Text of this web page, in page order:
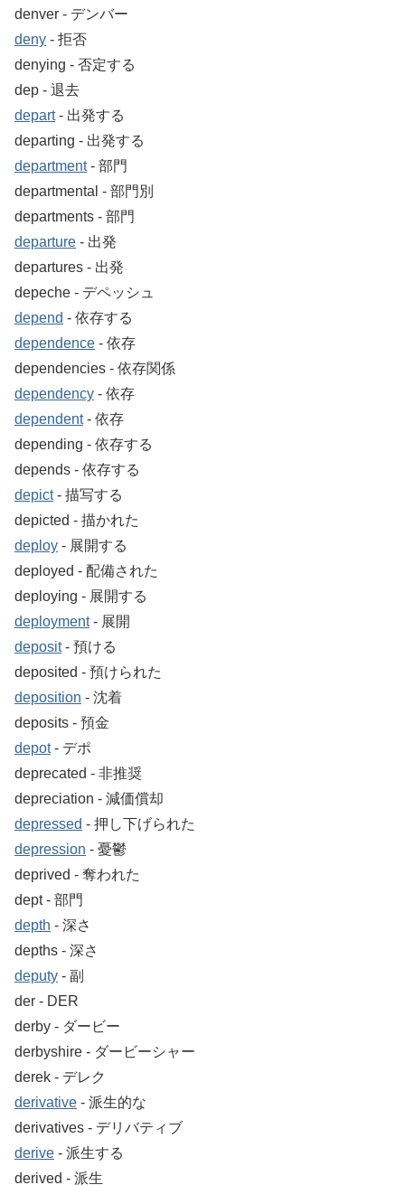
denver ‐ デンバー
deny ‐ 拒否
denying ‐ 否定する
dep ‐ 退去
depart‐ 出発する
departing ‐ 出発する
department‐ 部門
departmental ‐ 部門別
departments ‐ 部門
departure ‐ 出発
departures ‐ 出発
depeche ‐ デペッシュ
depend ‐ 依存する
dependence ‐ 依存
dependencies ‐ 依存関係
dependency ‐ 依存
dependent‐ 依存
depending ‐ 依存する
depends ‐ 依存する
depict‐ 描写する
depicted ‐ 描かれた
deploy ‐ 展開する
deployed ‐ 配備された
deploying ‐ 展開する
deployment‐ 展開
deposit‐ 預ける
deposited ‐ 預けられた
deposition ‐ 沈着
deposits ‐ 預金
depot‐ デポ
deprecated ‐ 非推奨
depreciation ‐ 減価償却
depressed ‐ 押し下げられた
depression ‐ 憂鬱
deprived ‐ 奪われた
dept ‐ 部門
depth ‐ 深さ
depths ‐ 深さ
deputy ‐ 副
der ‐ DER
derby ‐ ダービー
derbyshire ‐ ダービーシャー
derek ‐ デレク
derivative ‐ 派生的な
derivatives ‐ デリバティブ
derive ‐ 派生する
derived ‐ 派生